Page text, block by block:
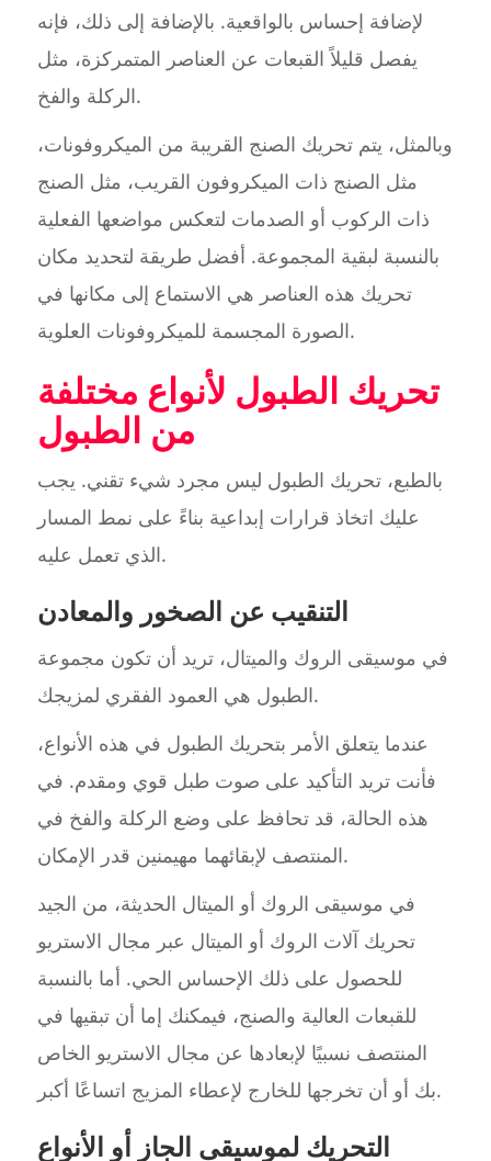
لإضافة إحساس بالواقعية. بالإضافة إلى ذلك، فإنه
يفصل قليلاً القبعات عن العناصر المتمركزة، مثل
الركلة والفخ.
وبالمثل، يتم تحريك الصنج القريبة من الميكروفونات،
مثل الصنج ذات الميكروفون القريب، مثل الصنج
ذات الركوب أو الصدمات لتعكس مواضعها الفعلية
بالنسبة لبقية المجموعة. أفضل طريقة لتحديد مكان
تحريك هذه العناصر هي الاستماع إلى مكانها في
الصورة المجسمة للميكروفونات العلوية.
تحريك الطبول لأنواع مختلفة
من الطبول
بالطبع، تحريك الطبول ليس مجرد شيء تقني. يجب
عليك اتخاذ قرارات إبداعية بناءً على نمط المسار
الذي تعمل عليه.
التنقيب عن الصخور والمعادن
في موسيقى الروك والميتال، تريد أن تكون مجموعة
الطبول هي العمود الفقري لمزيجك.
عندما يتعلق الأمر بتحريك الطبول في هذه الأنواع،
فأنت تريد التأكيد على صوت طبل قوي ومقدم. في
هذه الحالة، قد تحافظ على وضع الركلة والفخ في
المنتصف لإبقائهما مهيمنين قدر الإمكان.
في موسيقى الروك أو الميتال الحديثة، من الجيد
تحريك آلات الروك أو الميتال عبر مجال الاستريو
للحصول على ذلك الإحساس الحي. أما بالنسبة
للقبعات العالية والصنج، فيمكنك إما أن تبقيها في
المنتصف نسبيًا لإبعادها عن مجال الاستريو الخاص
بك أو أن تخرجها للخارج لإعطاء المزيج اتساعًا أكبر.
التحريك لموسيقى الجاز أو الأنواع